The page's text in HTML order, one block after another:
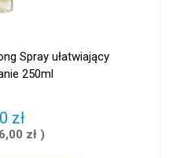
Spray ułatwiający
250ml
zł
zł )